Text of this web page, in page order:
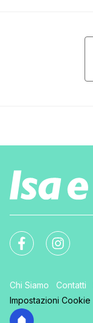
Chi Siamo Contatti
Impostazioni Cookie